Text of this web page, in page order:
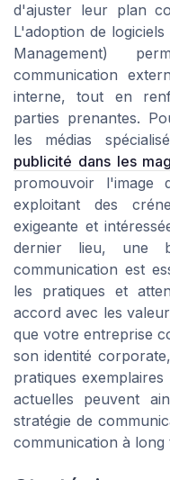
d'ajuster leur plan
L'adoption de
Management)
communication
interne, tout en
parties prenantes.
les médias
publicité dans les
promouvoir l'image
exploitant des
exigeante et
dernier lieu, une
communication est
les pratiques et
accord avec les
que votre entreprise
son identité
pratiques
actuelles peuvent
stratégie de
communication à long